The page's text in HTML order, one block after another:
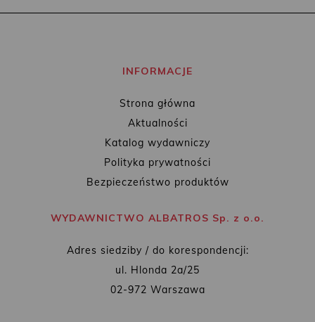
INFORMACJE
Strona główna
Aktualności
Katalog wydawniczy
Polityka prywatności
Bezpieczeństwo produktów
WYDAWNICTWO ALBATROS Sp. z o.o.
Adres siedziby / do korespondencji:
ul. Hlonda 2a/25
02-972 Warszawa